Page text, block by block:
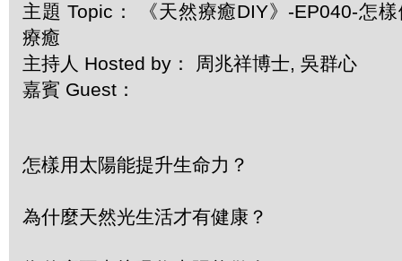
主題 Topic： 《天然療癒DIY》-EP040-怎
療癒
主持人 Hosted by： 周兆祥博士, 吳群心
嘉賓 Guest：
怎樣用太陽能提升生命力？
為什麼天然光生活才有健康？